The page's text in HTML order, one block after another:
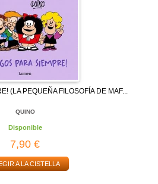
(LA PEQUEÑA FILOSOFÍA DE MAF...
QUINO
Disponible
7,90 €
A LA CISTELLA